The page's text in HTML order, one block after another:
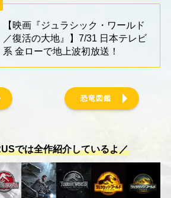
【映画『ジュラシック・ワールド
／復活の大地』】7/31 日本テレビ
系 金ローで地上波初放送！
恐竜図鑑
では全作紹介しているよ／